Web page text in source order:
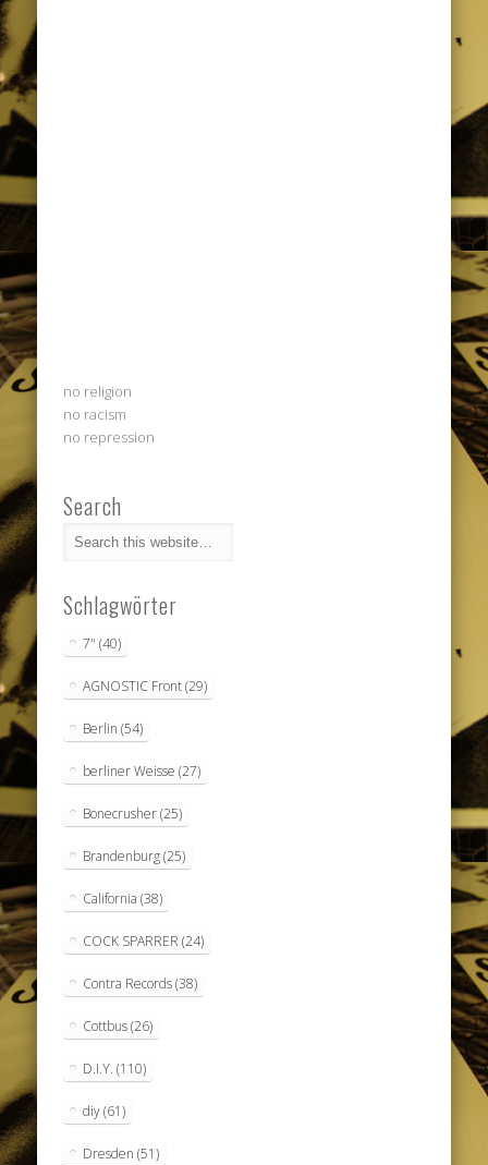
no religion
no racism
no repression
Search
Schlagwörter
7" (40)
AGNOSTIC Front(29)
Berlin (54)
berliner Weisse (27)
Bonecrusher(25)
Brandenburg(25)
California (38)
COCK SPARRER (24)
Contra Records(38)
Cottbus(26)
D.I.Y. (110)
diy(61)
Dresden (51)